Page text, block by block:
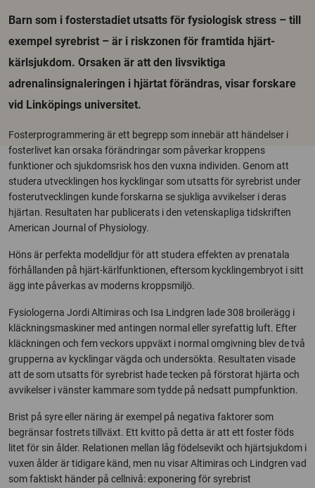
Barn som i fosterstadiet utsatts för fysiologisk stress – till
exempel syrebrist – är i riskzonen för framtida hjärt-
kärlsjukdom. Orsaken är att den livsviktiga
adrenalinsignaleringen i hjärtat förändras, visar forskare
vid Linköpings universitet.
Fosterprogrammering är ett begrepp som innebär att händelser i
fosterlivet kan orsaka förändringar som påverkar kroppens
funktioner och sjukdomsrisk hos den vuxna individen. Genom att
studera utvecklingen hos kycklingar som utsatts för syrebrist under
fosterutvecklingen kunde forskarna se sjukliga avvikelser i deras
hjärtan. Resultaten har publicerats i den vetenskapliga tidskriften
American Journal of Physiology.
Höns är perfekta modelldjur för att studera effekten av prenatala
förhållanden på hjärt-kärlfunktionen, eftersom kycklingembryot i sitt
ägg inte påverkas av moderns kroppsmiljö.
Fysiologerna Jordi Altimiras och Isa Lindgren lade 308 broilerägg i
kläckningsmaskiner med antingen normal eller syrefattig luft. Efter
kläckningen och fem veckors uppväxt i normal omgivning blev de två
grupperna av kycklingar vägda och undersökta. Resultaten visade
att de som utsatts för syrebrist hade tecken på förstorat hjärta och
avvikelser i vänster kammare som tydde på nedsatt pumpfunktion.
Brist på syre eller näring är exempel på negativa faktorer som
begränsar fostrets tillväxt. Ett kvitto på detta är att ett foster föds
litet för sin ålder. Relationen mellan låg födelsevikt och hjärtsjukdom i
vuxen ålder är tidigare känd, men nu visar Altimiras och Lindgren vad
som faktiskt händer på cellnivå: exponering för syrebrist